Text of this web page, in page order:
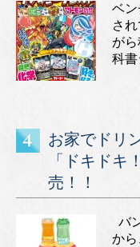
ベ
さ
が
科書
お家でドリ
「ドキドキ
売！！
バ
か